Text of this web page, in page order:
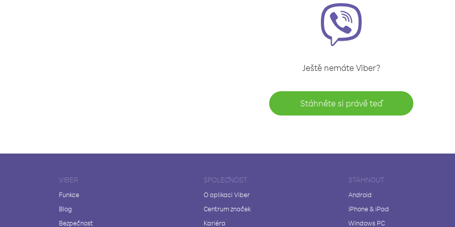
Ještě nemáte Viber?
Stáhněte si právě teď
VIBER
Funkce
Blog
Bezpečnost
SPOLEČNOST
O aplikaci Viber
Centrum značek
Kariéra
STÁHNOUT
Android
iPhone & iPad
Windows PC